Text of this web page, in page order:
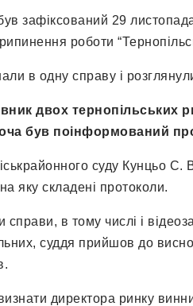
зафіксований 29 листопада
роботи
в одну справу і
двох тернопільських
був поінформований
суду Кунцьо
яку складені протоколи.
справи, в тому числі і
суддя прийшов до
директора ринку